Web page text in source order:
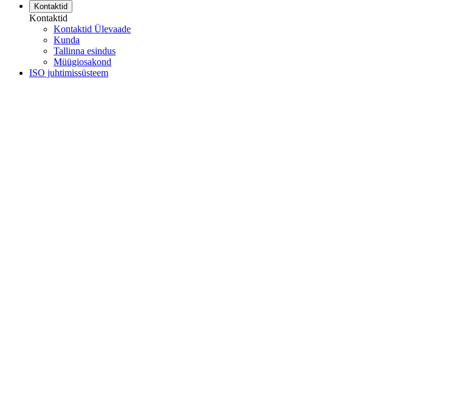
Kontaktid
Kontaktid
Kontaktid Ülevaade
Kunda
Tallinna esindus
Müügiosakond
ISO juhtimissüsteem